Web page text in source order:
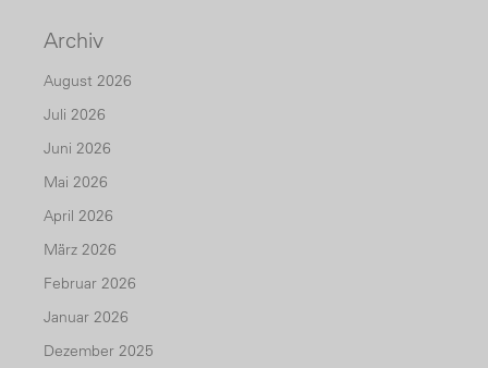
Archiv
August 2026
Juli 2026
Juni 2026
Mai 2026
April 2026
März 2026
Februar 2026
Januar 2026
Dezember 2025